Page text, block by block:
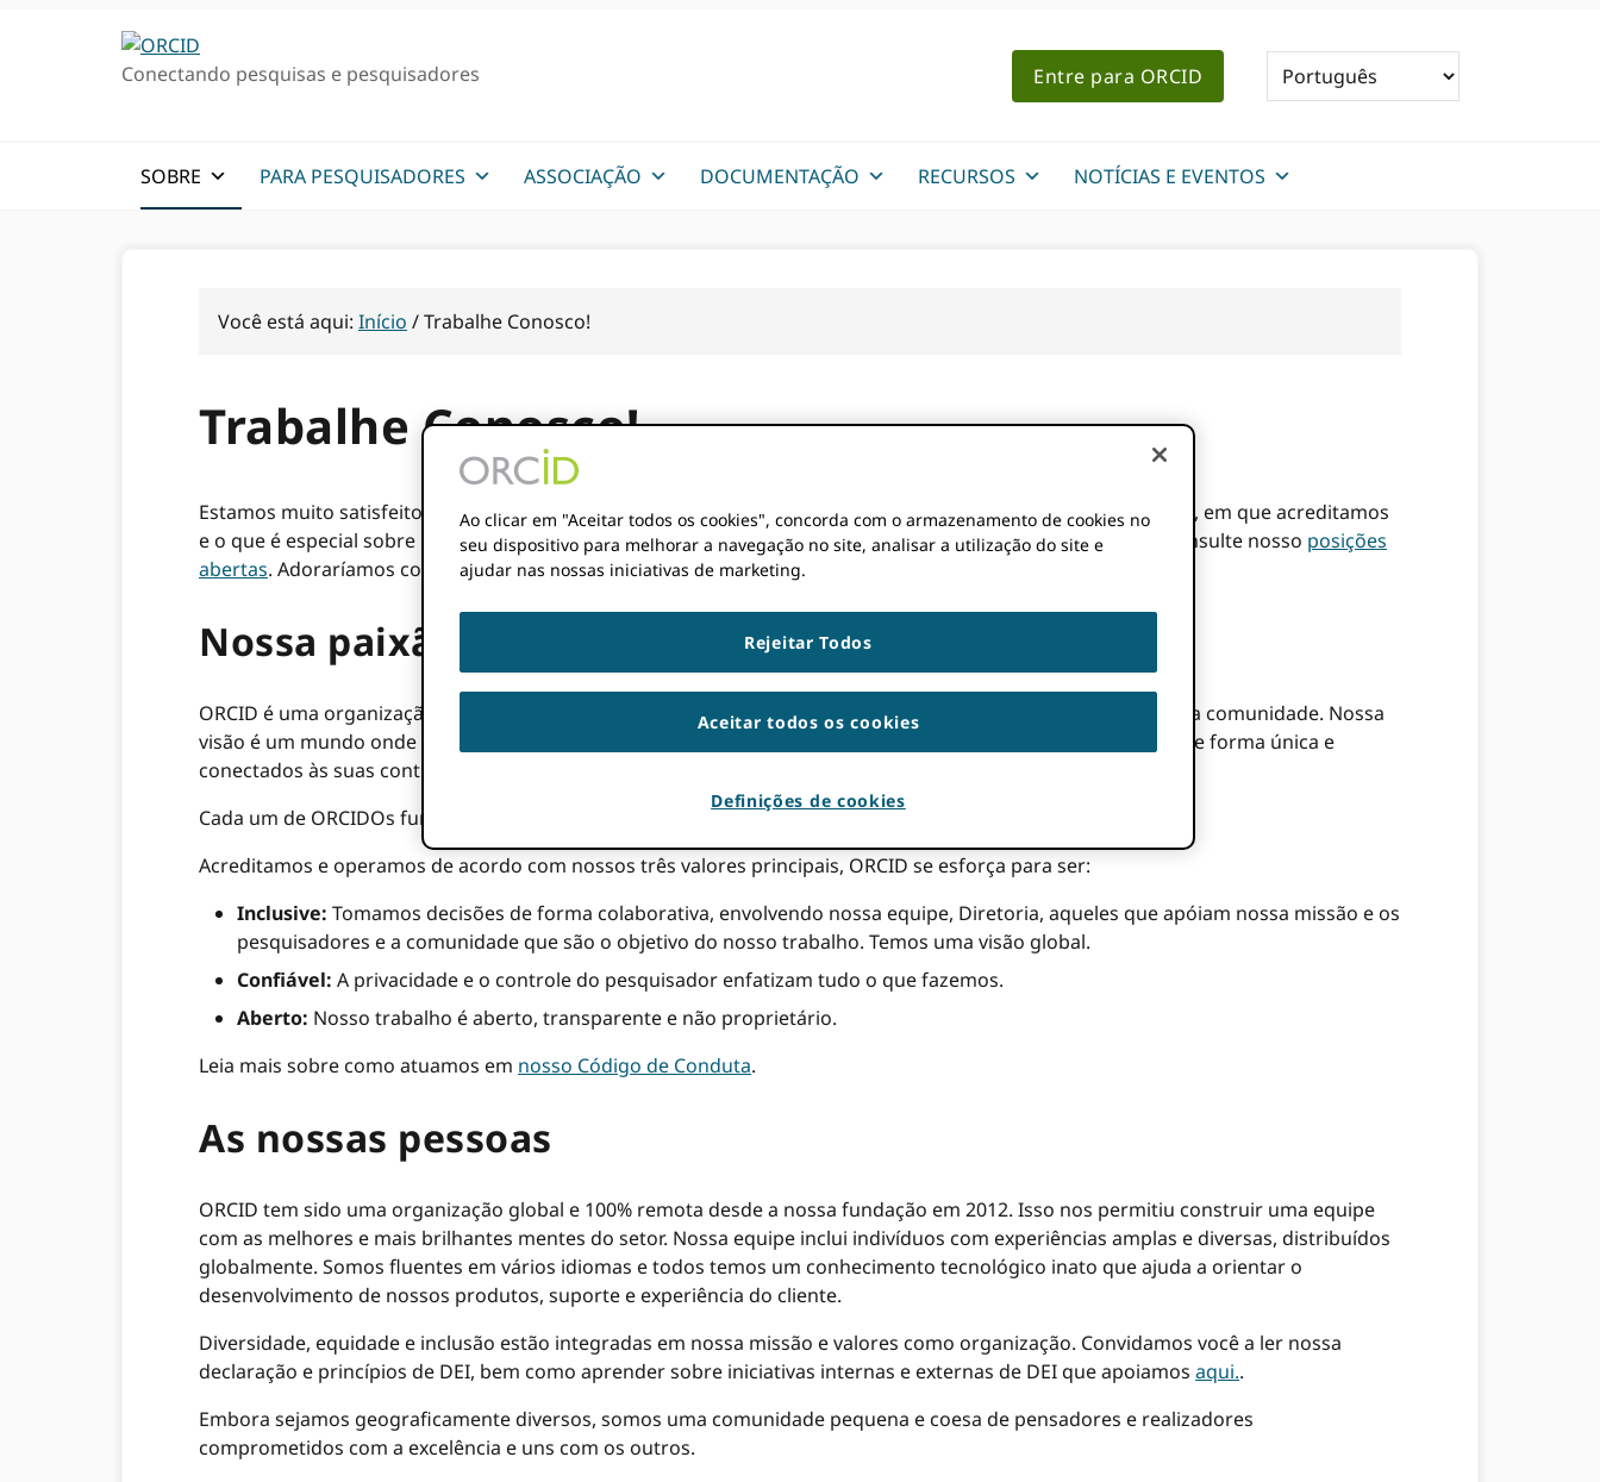
Conectando pesquisas e pesquisadores Entre para ORCID
SOBRE PARA PESQUISADORES ASSOCIAÇÃO DOCUMENTAÇÃO RECURSOS NOTÍCIAS E EVENTOS
Você está aqui: Início /Trabalhe Conosco!
Trabalhe Conosco!
Estamos muito satisfeitos que você esteja interessado em aprender mais sobre ORCID, incluindo quem somos, em que acreditamos
e o que é especial sobre nossa equipe. Se você acha que pode ser uma boa opção para nossa organização, consulte nosso posições
abertas. Adoraríamos conhecê-lo!
Nossa paixão
ORCID é uma organização sem fins lucrativos voltada para a missão, apoiada pelos membros e governada pela comunidade. Nossa
visão é um mundo onde todos os que participam da pesquisa, bolsa de estudos e inovação são identificados de forma única e
conectados às suas contribuições através de disciplinas, fronteiras e tempo.
Cada um de ORCIDOs funcionários da também estão comprometidos com essa visão.
Acreditamos e operamos de acordo com nossos três valores principais, ORCID se esforça para ser:
Inclusive: Tomamos decisões de forma colaborativa, envolvendo nossa equipe, Diretoria, aqueles que apóiam nossa missão e os
pesquisadores e a comunidade que são o objetivo do nosso trabalho. Temos uma visão global.
Confiável: A privacidade e o controle do pesquisador enfatizam tudo o que fazemos.
Aberto: Nosso trabalho é aberto, transparente e não proprietário.
Leia mais sobre como atuamos em nosso Código de Conduta.
As nossas pessoas
ORCID tem sido uma organização global e 100% remota desde a nossa fundação em 2012. Isso nos permitiu construir uma equipe
com as melhores e mais brilhantes mentes do setor. Nossa equipe inclui indivíduos com experiências amplas e diversas, distribuídos
globalmente. Somos fluentes em vários idiomas e todos temos um conhecimento tecnológico inato que ajuda a orientar o
desenvolvimento de nossos produtos, suporte e experiência do cliente.
Diversidade, equidade e inclusão estão integradas em nossa missão e valores como organização. Convidamos você a ler nossa
declaração e princípios de DEI, bem como aprender sobre iniciativas internas e externas de DEI que apoiamos aqui..
Embora sejamos geograficamente diversos, somos uma comunidade pequena e coesa de pensadores e realizadores
comprometidos com a excelência e uns com os outros.
Ao clicar em "Aceitar todos os cookies", concorda com o armazenamento de cookies no
seu dispositivo para melhorar a navegação no site, analisar a utilização do site e
ajudar nas nossas iniciativas de marketing.
Rejeitar Todos
Aceitar todos os cookies
Definições de cookies